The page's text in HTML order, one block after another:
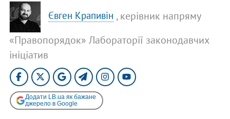
Євген Крапивін , керівник напряму
«Правопорядок» Лабораторії законодавчих
ініціатив
Додати LB.ua як бажане
джерело в Google